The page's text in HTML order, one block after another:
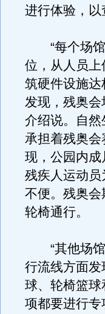
进行体验，以
“每个场馆
位，从人员
筑硬件设施
发现，残奥会
介绍说。自
承担着残奥
现，公园内
残疾人运动
不便。残奥
轮椅通行。
“其他场馆
行流线方面
球、轮椅篮
项都要进行